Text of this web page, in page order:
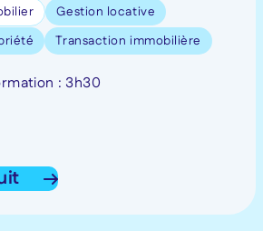
Gestion locative
Transaction immobilière
: 3h30